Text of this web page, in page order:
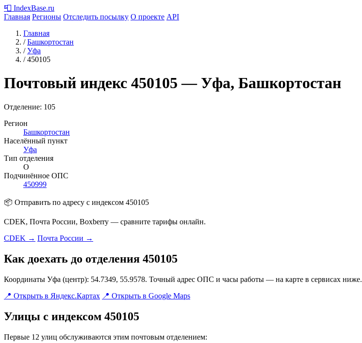
📮 IndexBase.ru
Главная Регионы Отследить посылку О проекте API
Главная
/ Башкортостан
/ Уфа
/ 450105
Почтовый индекс 450105 — Уфа, Башкортостан
Отделение: 105
Регион
Башкортостан
Населённый пункт
Уфа
Тип отделения
О
Подчинённое ОПС
450999
📦 Отправить по адресу с индексом 450105
CDEK, Почта России, Boxberry — сравните тарифы онлайн.
CDEK → Почта России →
Как доехать до отделения 450105
Координаты Уфа (центр): 54.7349, 55.9578. Точный адрес ОПС и часы работы — на карте в сервисах ниже.
📍 Открыть в Яндекс.Картах 📍 Открыть в Google Maps
Улицы с индексом 450105
Первые 12 улиц обслуживаются этим почтовым отделением: